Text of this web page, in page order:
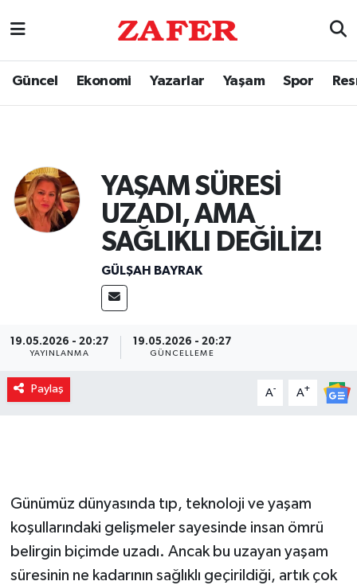
Güncel Ekonomi Yazarlar Yaşam Spor
YAŞAM SÜRESİ
UZADI, AMA
SAĞLIKLI DEĞİLİZ!
GÜLŞAH BAYRAK
19.05.2026 - 20:27
YAYINLANMA
19.05.2026 - 20:27
GÜNCELLEME
Paylaş A- A+
Günümüz dünyasında tıp, teknoloji ve yaşam
koşullarındaki gelişmeler sayesinde insan ömrü
belirgin biçimde uzadı. Ancak bu uzayan yaşam
süresinin ne kadarının sağlıklı geçirildiği, artık çok